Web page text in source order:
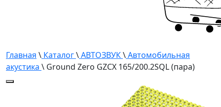
Главная \ Каталог\АВТОЗВУК\Автомобильная
акустика \ Ground Zero GZCX 165/200.2SQL (пара)